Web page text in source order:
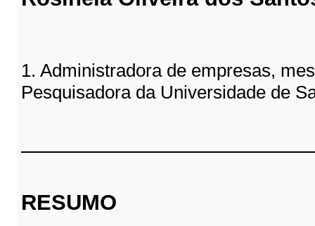
1. Administradora de empresas,
Pesquisadora da Universidade de
RESUMO